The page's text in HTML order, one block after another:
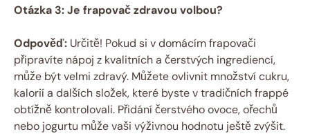
Otázka 3: Je frapovač zdravou volbou?
Odpověď: Určitě! Pokud si v domácím frapovači
připravíte nápoj z kvalitních a čerstvých ingrediencí,
může být velmi zdravý. Můžete ovlivnit množství cukru,
kalorií a dalších složek, které byste v tradičních frappé
obtížně kontrolovali. Přidání čerstvého ovoce, ořechů
nebo jogurtu může vaši výživnou hodnotu ještě zvýšit.